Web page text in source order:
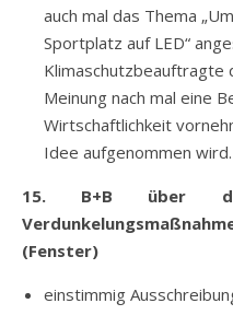
auch mal das Thema
Sportplatz auf LED“
Meinung nach mal eine
Wirtschaftlichkeit
Idee aufgenommen wird.
15. B+B über
(Fenster)
einstimmig